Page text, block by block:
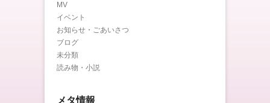
MV
イベント
お知らせ・ごあいさつ
ブログ
未分類
読み物・小説
メタ情報